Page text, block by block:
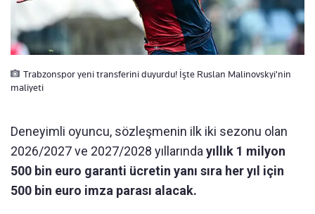
Trabzonspor yeni transferini duyurdu! İşte Ruslan Malinovskyi'nin
maliyeti
Deneyimli oyuncu, sözleşmenin ilk iki sezonu olan
2026/2027 ve 2027/2028 yıllarındayıllık 1 milyon
500 bin euro garanti ücretin yanı sıra her yıl için
500 bin euro imza parası alacak.